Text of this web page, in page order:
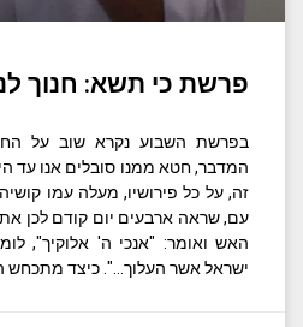
פרשת כי תשא: חנוך
בפרשת השבוע נקרא שוב על
המדבר, חטא ממנו סובלים אנו עד
זה, על כל פירושיו, מעלה עמו
עם, שראה ארבעים יום קודם לכן
האש ואומר: "אנכי ה' אלוקיך",
ישראל אשר העלוך…". כיצד